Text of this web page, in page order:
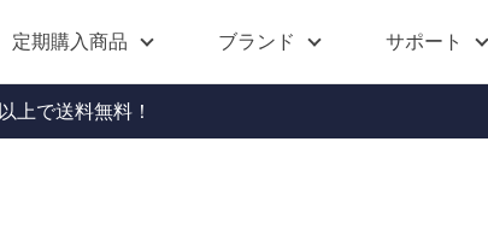
定期購入商品 ブランド サポート
以上で送料無料！